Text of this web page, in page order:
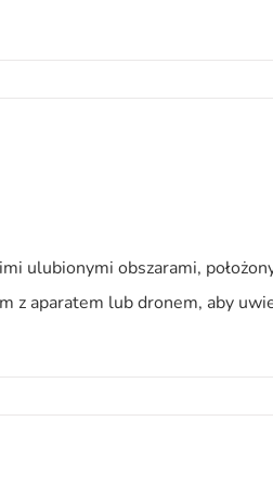
ulubionymi obszarami,
aparatem lub dronem, aby